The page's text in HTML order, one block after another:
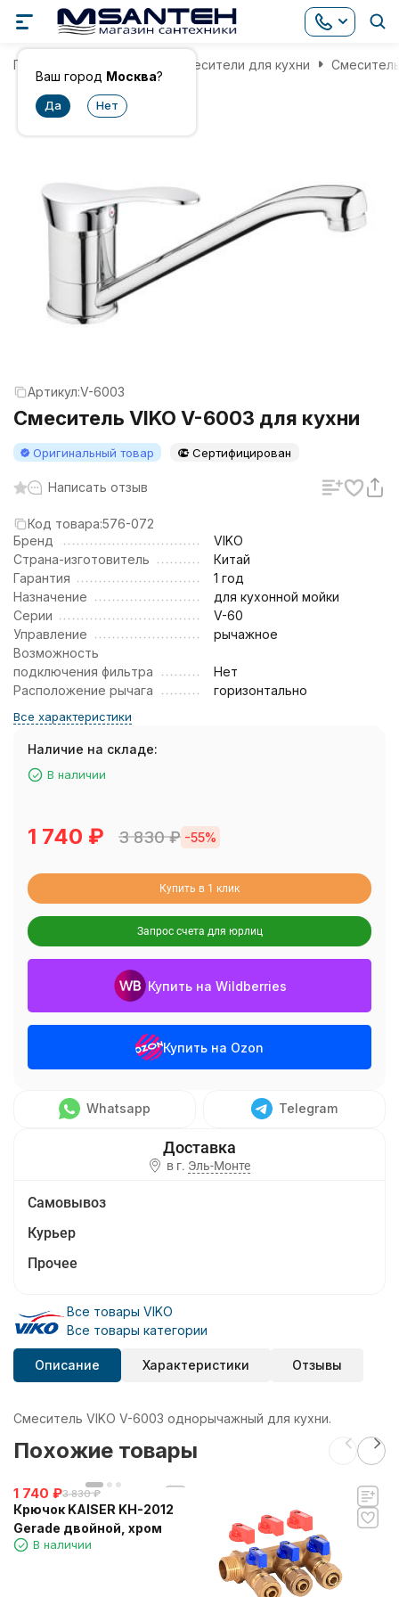
Ваш город Москва?
Главная Смесители для кухни
Артикул:V-6003
Смеситель VIKO V-6003 для кухни
Оригинальный товар Сертифицирован
Написать отзыв
Код товара:576-072
Бренд
VIKO
Страна-изготовитель
Китай
Гарантия
1 год
Назначение
для кухонной мойки
Серии
V-60
Управление
рычажное
Возможность
подключения фильтра
Нет
Расположение рычага
горизонтально
Все характеристики
Наличие на складе:
В наличии
1 740 ₽ 3 830₽ -55%
Купить в 1 клик
Запрос счета для юрлиц
Купить на Wildberries
Купить на Ozon
Whatsapp Telegram
в г. Эль-Монте
Самовывоз
Курьер
Прочее
Все товары VIKO
Все товары категории
Описание Характеристики Отзывы
Смеситель VIKO V-6003 однорычажный для кухни.
Похожие товары
1 740 ₽3 830 ₽
Крючок KAISER KH-2012
Gerade двойной, хром
В наличии